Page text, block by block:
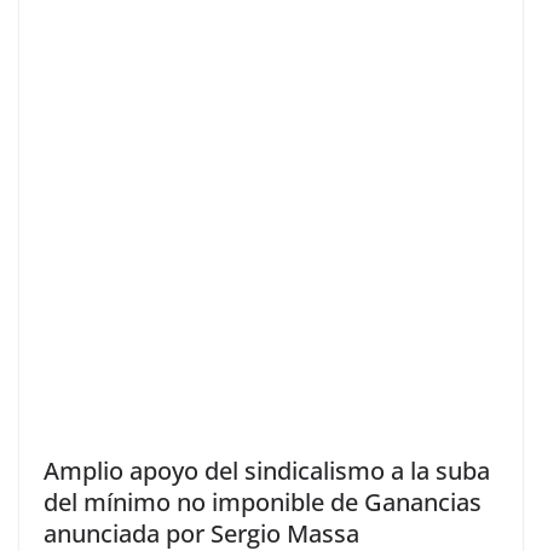
Amplio apoyo del sindicalismo a la suba
del mínimo no imponible de Ganancias
anunciada por Sergio Massa